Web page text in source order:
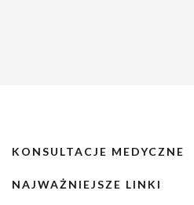
KONSULTACJE MEDYCZNE
NAJWAŻNIEJSZE LINKI